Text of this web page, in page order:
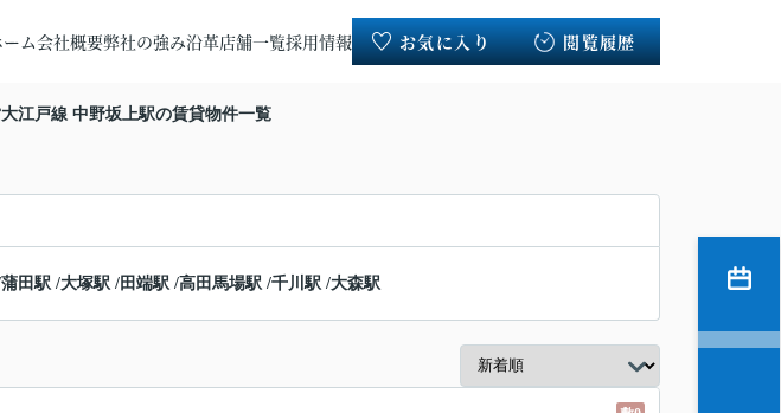
ム会社概要弊社の強み沿革店舗一覧採用情報 お気に入り 閲覧履歴
江戸線 中野坂上駅の賃貸物件一覧
蒲田駅 /大塚駅 /田端駅 /高田馬場駅 /千川駅 /大森駅